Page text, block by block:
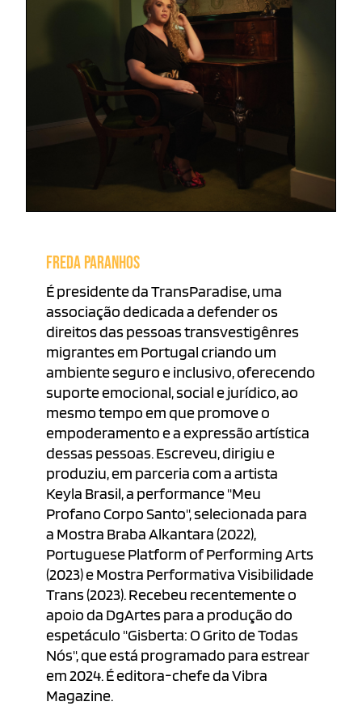
FREDA PARANHOS
É presidente da TransParadise, uma
associação dedicada a defender os
direitos das pessoas transvestigênres
migrantes em Portugal criando um
ambiente seguro e inclusivo, oferecendo
suporte emocional, social e jurídico, ao
mesmo tempo em que promove o
empoderamento e a expressão artística
dessas pessoas. Escreveu, dirigiu e
produziu, em parceria com a artista
Keyla Brasil, a performance "Meu
Profano Corpo Santo", selecionada para
a Mostra Braba Alkantara (2022),
Portuguese Platform of Performing Arts
(2023) e Mostra Performativa Visibilidade
Trans (2023). Recebeu recentemente o
apoio da DgArtes para a produção do
espetáculo "Gisberta: O Grito de Todas
Nós", que está programado para estrear
em 2024. É editora-chefe da Vibra
Magazine.